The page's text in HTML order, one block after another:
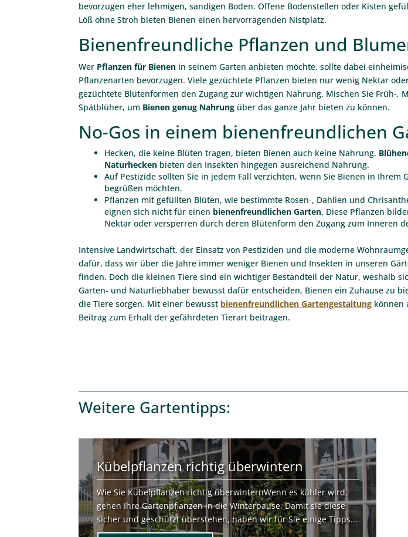
bevorzugen eher lehmigen, sandigen Boden. Offene Bodenstellen oder Kisten
Löß ohne Stroh bieten Bienen einen hervorragenden Nistplatz.
Bienenfreundliche Pflanzen und
Wer Pflanzen für Bienen in seinem Garten anbieten möchte, sollte dabei
Pflanzenarten bevorzugen. Viele gezüchtete Pflanzen bieten nur wenig Nektar
gezüchtete Blütenformen den Zugang zur wichtigen Nahrung. Mischen Sie Früh-,
Spätblüher, um Bienen genug Nahrung über das ganze Jahr bieten zu können.
No-Gos in einem bienenfreundlichen
Hecken, die keine Blüten tragen, bieten Bienen auch keine Nahrung.
Naturhecken bieten den Insekten hingegen ausreichend Nahrung.
Auf Pestizide sollten Sie in jedem Fall verzichten, wenn Sie Bienen in Ihrem
begrüßen möchten.
Pflanzen mit gefüllten Blüten, wie bestimmte Rosen-, Dahlien und
eignen sich nicht für einen bienenfreundlichen Garten. Diese Pflanzen
Nektar oder versperren durch deren Blütenform den Zugang zum Inneren
Intensive Landwirtschaft, der Einsatz von Pestiziden und die moderne
dafür, dass wir über die Jahre immer weniger Bienen und Insekten in unseren
finden. Doch die kleinen Tiere sind ein wichtiger Bestandteil der Natur, weshalb
Garten- und Naturliebhaber bewusst dafür entscheiden, Bienen ein Zuhause zu
die Tiere sorgen. Mit einer bewusst bienenfreundlichen Gartengestaltung können
Beitrag zum Erhalt der gefährdeten Tierart beitragen.
Weitere Gartentipps:
Kübelpflanzen richtig überwintern
Wie Sie Kübelpflanzen richtig überwinternWenn es kühler wird,
gehen Ihre Gartenpflanzen in die Winterpause. Damit sie diese
sicher und geschützt überstehen, haben wir für Sie einige Tipps...